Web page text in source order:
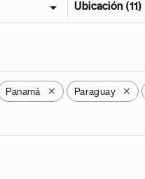
Ubicación (11)
Panamá X Paraguay X